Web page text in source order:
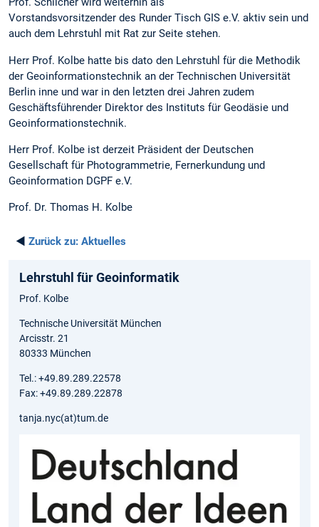
Vorstandsvorsitzender des Runder Tisch GIS e.V. aktiv sein und
auch dem Lehrstuhl mit Rat zur Seite stehen.
Herr Prof. Kolbe hatte bis dato den Lehrstuhl für die Methodik
der Geoinformationstechnik an der Technischen Universität
Berlin inne und war in den letzten drei Jahren zudem
Geschäftsführender Direktor des Instituts für Geodäsie und
Geoinformationstechnik.
Herr Prof. Kolbe ist derzeit Präsident der Deutschen
Gesellschaft für Photogrammetrie, Fernerkundung und
Geoinformation DGPF e.V.
Prof. Dr. Thomas H. Kolbe
◄ Zurück zu: Aktuelles
Lehrstuhl für Geoinformatik
Prof. Kolbe
Technische Universität München
Arcisstr. 21
80333 München
Tel.: +49.89.289.22578
Fax: +49.89.289.22878
tanja.nyc(at)tum.de